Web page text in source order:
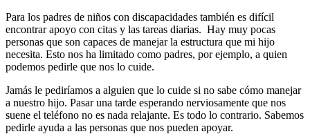
Para los padres de niños con discapacidades también es difícil
encontrar apoyo con citas y las tareas diarias. Hay muy pocas
personas que son capaces de manejar la estructura que mi hijo
necesita. Esto nos ha limitado como padres, por ejemplo, a quien
podemos pedirle que nos lo cuide.
Jamás le pediríamos a alguien que lo cuide si no sabe cómo manejar
a nuestro hijo. Pasar una tarde esperando nerviosamente que nos
suene el teléfono no es nada relajante. Es todo lo contrario. Sabemos
pedirle ayuda a las personas que nos pueden apoyar.